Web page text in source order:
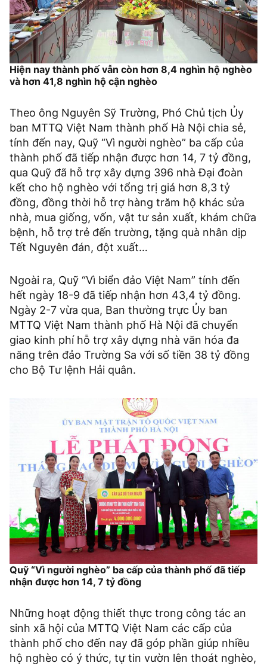
Hiện nay thành phố vẫn còn hơn 8,4 nghìn hộ nghèo
và hơn 41,8 nghìn hộ cận nghèo
Theo ông Nguyên Sỹ Trường, Phó Chủ tịch Ủy
ban MTTQ Việt Nam thành phố Hà Nội chia sẻ,
tính đến nay, Quỹ “Vì người nghèo” ba cấp của
thành phố đã tiếp nhận được hơn 14, 7 tỷ đồng,
qua Quỹ đã hỗ trợ xây dựng 396 nhà Đại đoàn
kết cho hộ nghèo với tổng trị giá hơn 8,3 tỷ
đồng, đồng thời hỗ trợ hàng trăm hộ khác sửa
nhà, mua giống, vốn, vật tư sản xuất, khám chữa
bệnh, hỗ trợ trẻ đến trường, tặng quà nhân dịp
Tết Nguyên đán, đột xuất…
Ngoài ra, Quỹ “Vì biển đảo Việt Nam” tính đến
hết ngày 18-9 đã tiếp nhận hơn 43,4 tỷ đồng.
Ngày 2-7 vừa qua, Ban thường trực Ủy ban
MTTQ Việt Nam thành phố Hà Nội đã chuyển
giao kinh phí hỗ trợ xây dựng nhà văn hóa đa
năng trên đảo Trường Sa với số tiền 38 tỷ đồng
cho Bộ Tư lệnh Hải quân.
Quỹ “Vì người nghèo” ba cấp của thành phố đã tiếp
nhận được hơn 14, 7 tỷ đồng
Những hoạt động thiết thực trong công tác an
sinh xã hội của MTTQ Việt Nam các cấp của
thành phố cho đến nay đã góp phần giúp nhiều
hộ nghèo có ý thức, tự tin vườn lên thoát nghèo,